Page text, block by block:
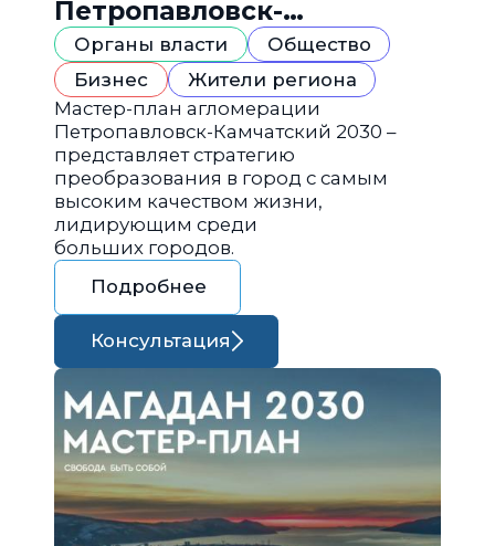
Петропавловск-
Камчатский 2030
Органы власти
Общество
Бизнес
Жители региона
Мастер-план агломерации
Петропавловск-Камчатский 2030 –
представляет стратегию
преобразования в город с самым
высоким качеством жизни,
лидирующим среди
больших городов.
Подробнее
Консультация